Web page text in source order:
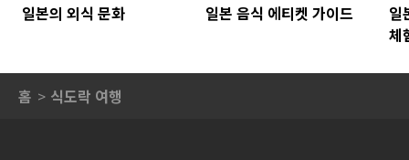
일본의 외식 문화 일본 음식 에티켓 가이드
일
체
홈 식도락 여행